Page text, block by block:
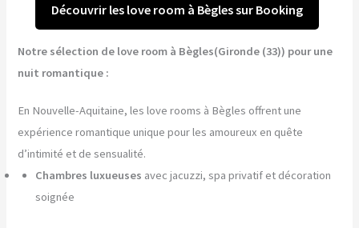
Découvrir les love room à Bègles sur Booking
Notre sélection de love room à Bègles(Gironde (33)) pour une
nuit romantique :
En Nouvelle-Aquitaine, les love rooms à Bègles offrent une
expérience romantique unique pour les amoureux en quête
d’intimité et de sensualité.
Chambres luxueuses avec jacuzzi, spa privatif et décoration
soignée